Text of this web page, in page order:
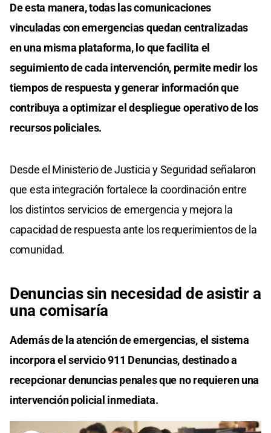
De esta manera, todas las comunicaciones
vinculadas con emergencias quedan centralizadas
en una misma plataforma, lo que facilita el
seguimiento de cada intervención, permite medir los
tiempos de respuesta y generar información que
contribuya a optimizar el despliegue operativo de los
recursos policiales.
Desde el Ministerio de Justicia y Seguridad señalaron
que esta integración fortalece la coordinación entre
los distintos servicios de emergencia y mejora la
capacidad de respuesta ante los requerimientos de la
comunidad.
Denuncias sin necesidad de asistir a
una comisaría
Además de la atención de emergencias, el sistema
incorpora el servicio 911 Denuncias, destinado a
recepcionar denuncias penales que no requieren una
intervención policial inmediata.